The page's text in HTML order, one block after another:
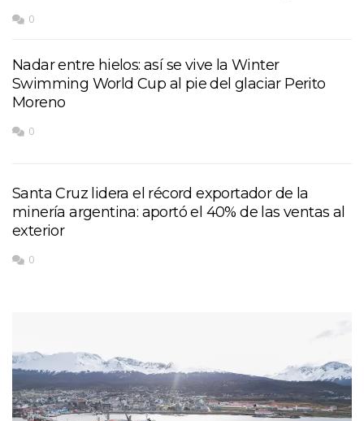
0
Nadar entre hielos: así se vive la Winter
Swimming World Cup al pie del glaciar Perito
Moreno
0
Santa Cruz lidera el récord exportador de la
minería argentina: aportó el 40% de las ventas al
exterior
0